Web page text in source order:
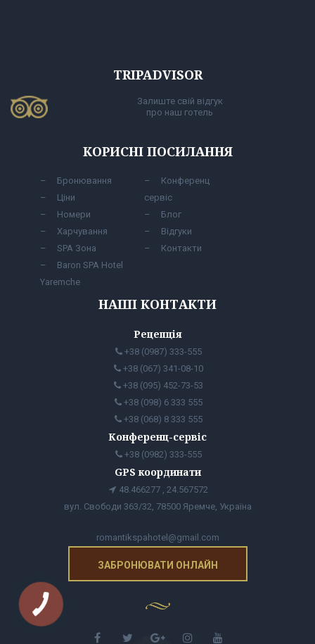
TRIPADVISOR
Залиште свій відгук
про наш готель
КОРИСНІ ПОСИЛАННЯ
Бронювання
Ціни
Номери
Харчування
SPA Зона
Baron SPA Hotel
Yaremche
Конференц
сервіс
Блог
Відгуки
Контакти
НАШІ КОНТАКТИ
Рецепція
+38 (0987) 333-555
+38 (067) 341-08-10
+38 (095) 452-73-53
+38 (098) 6 333 555
+38 (068) 8 333 555
Конференц-сервіс
+38 (0982) 333-555
GPS координати
48.466277 , 24.567572
вул. Свободи 363/32, 78500 Яремче, Україна
romantikspahotel@gmail.com
ЗАБРОНЮВАТИ ОНЛАЙН